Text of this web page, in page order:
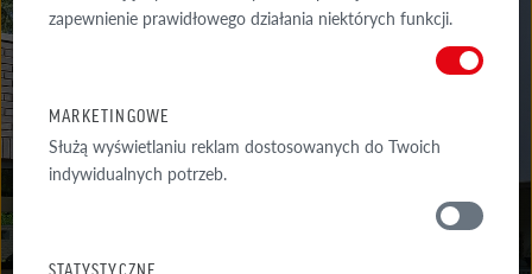
WIESMOOR
zapewnienie prawidłowego działania niektórych funkcji.
MARKETINGOWE
Służą wyświetlaniu reklam dostosowanych do Twoich
indywidualnych potrzeb.
STATYSTYCZNE